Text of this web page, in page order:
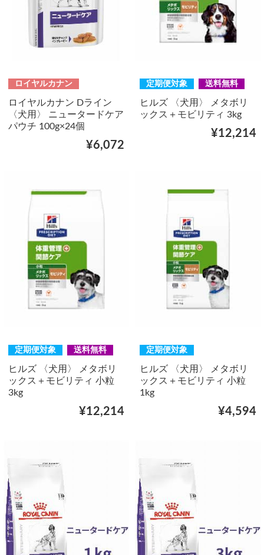
ロイヤルカナン
ロイヤルカナン Dライン
〈犬用〉 ニュータードケア
パウチ 100g×24個
¥6,072
定期便対象 送料無料
ヒルズ 〈犬用〉 メタボリ
ックス＋モビリティ 3kg
¥12,214
定期便対象 送料無料
ヒルズ 〈犬用〉 メタボリ
ックス＋モビリティ 小粒
3kg
¥12,214
定期便対象
ヒルズ 〈犬用〉 メタボリ
ックス＋モビリティ 小粒
1kg
¥4,594